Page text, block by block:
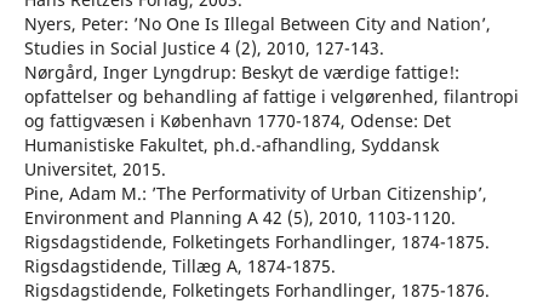
Nyers, Peter: ’No One Is Illegal Between City and Nation’,
Studies in Social Justice 4 (2), 2010, 127-143.
Nørgård, Inger Lyngdrup: Beskyt de værdige fattige!:
opfattelser og behandling af fattige i velgørenhed, filantropi
og fattigvæsen i København 1770-1874, Odense: Det
Humanistiske Fakultet, ph.d.-afhandling, Syddansk
Universitet, 2015.
Pine, Adam M.: ’The Performativity of Urban Citizenship’,
Environment and Planning A 42 (5), 2010, 1103-1120.
Rigsdagstidende, Folketingets Forhandlinger, 1874-1875.
Rigsdagstidende, Tillæg A, 1874-1875.
Rigsdagstidende, Folketingets Forhandlinger, 1875-1876.